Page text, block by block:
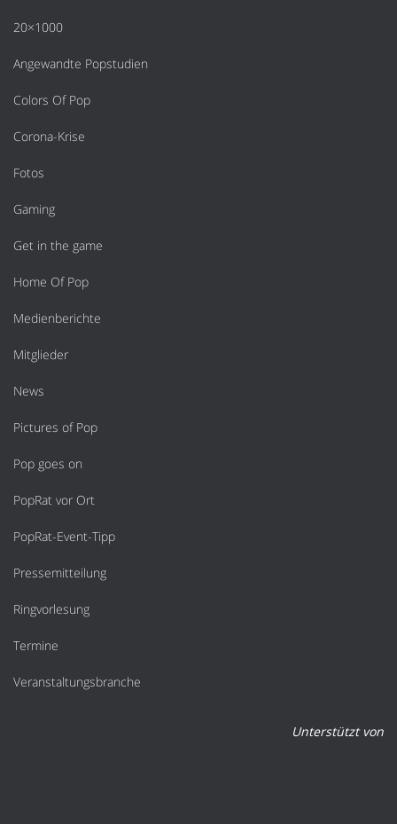
20×1000
Angewandte Popstudien
Colors Of Pop
Corona-Krise
Fotos
Gaming
Get in the game
Home Of Pop
Medienberichte
Mitglieder
News
Pictures of Pop
Pop goes on
PopRat vor Ort
PopRat-Event-Tipp
Pressemitteilung
Ringvorlesung
Termine
Veranstaltungsbranche
Unterstützt von